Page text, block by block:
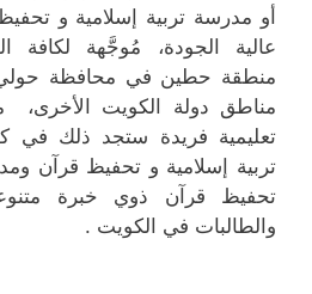
أو مدرسة تربية إسلامية و
عالية الجودة، مُوجَّهة لكافة
منطقة حطين في محافظة حولي
مناطق دولة الكويت الأخرى،
تعليمية فريدة ستجد ذلك في
تربية إسلامية و تحفيظ قرآن
تحفيظ قرآن ذوي خبرة
والطالبات في الكويت .